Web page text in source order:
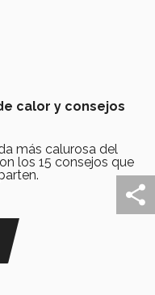
calor y consejos
más calurosa del
los 15 consejos que